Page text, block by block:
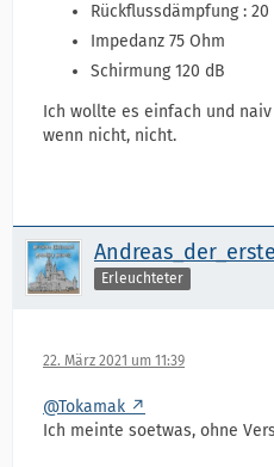
Rückflussdämpfung : 20
Impedanz 75 Ohm
Schirmung 120 dB
Ich wollte es einfach und
wenn nicht, nicht.
Andreas_der_erste
Erleuchteter
22. März 2021 um 11:39
@Tokamak
Ich meinte soetwas, ohne